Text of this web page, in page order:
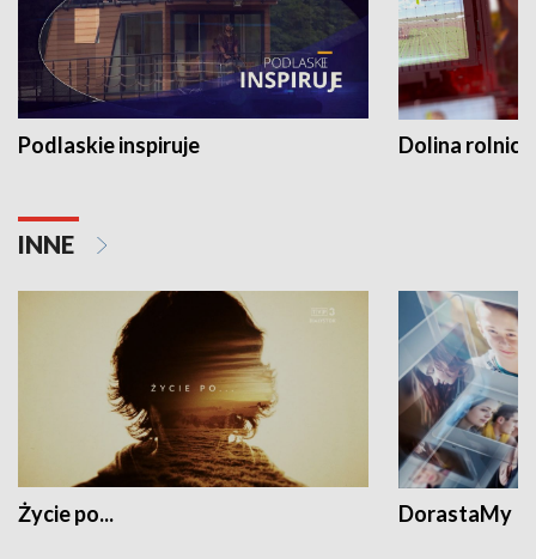
Podlaskie inspiruje Dolina
INNE
Życie po... DorastaMy